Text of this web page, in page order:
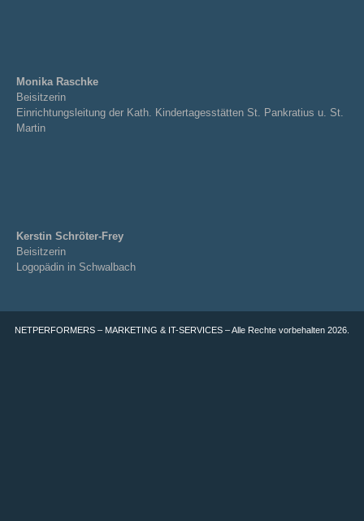
Monika Raschke
Beisitzerin
Einrichtungsleitung der Kath. Kindertagesstätten St. Pankratius u. St.
Martin
Kerstin Schröter-Frey
Beisitzerin
Logopädin in Schwalbach
NETPERFORMERS – MARKETING & IT-SERVICES – Alle Rechte vorbehalten 2026.